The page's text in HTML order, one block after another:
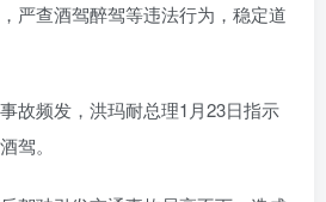
严查酒驾醉驾等违法行为，稳定道
故频发，洪玛耐总理1月23日指示
驾。